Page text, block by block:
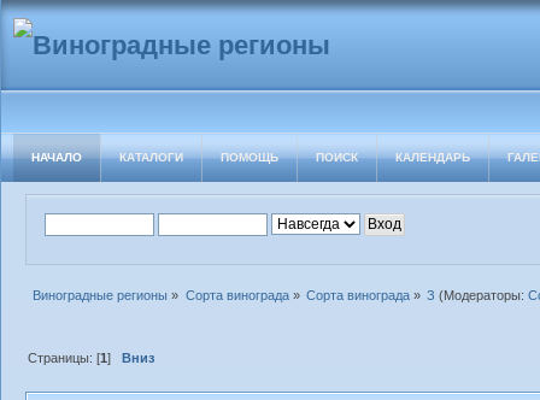
НАЧАЛО КАТАЛОГИ ПОМОЩЬ ПОИСК КАЛЕНДАРЬ
Виноградные регионы » Сорта винограда» Сорта винограда» З (Модераторы:
Страницы: [1] Вниз